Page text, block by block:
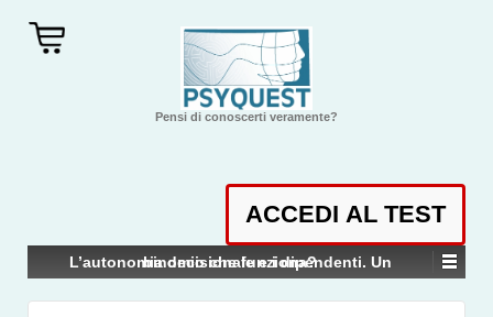
Pensi di conoscerti veramente?
L’autonomia decisionale e i dipendenti. Un binomio che funziona?